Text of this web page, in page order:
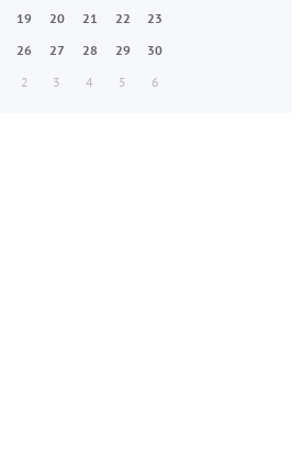
19 20 21 22
23
26 27 28 29
30
2 3 4 5 6